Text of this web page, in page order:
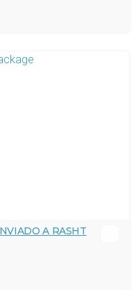
A RASHT